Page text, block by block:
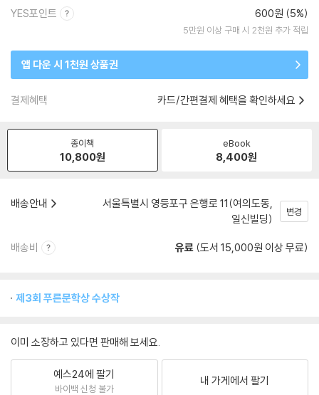
YES포인트 600원 (5%)
5만원 이상 구매 시 2천원 추가 적립
앱 다운 시 1천원 상품권
결제혜택 카드/간편결제 혜택을 확인하세요
종이책
10,800원
eBook
8,400원
배송안내
서울특별시 영등포구 은행로 11(여의도동,
일신빌딩)
변경
배송비 유료 (도서 15,000원 이상 무료)
제3회 푸른문학상 수상작
이미 소장하고 있다면 판매해 보세요.
예스24에 팔기
바이백 신청 불가
내 가게에서 팔기